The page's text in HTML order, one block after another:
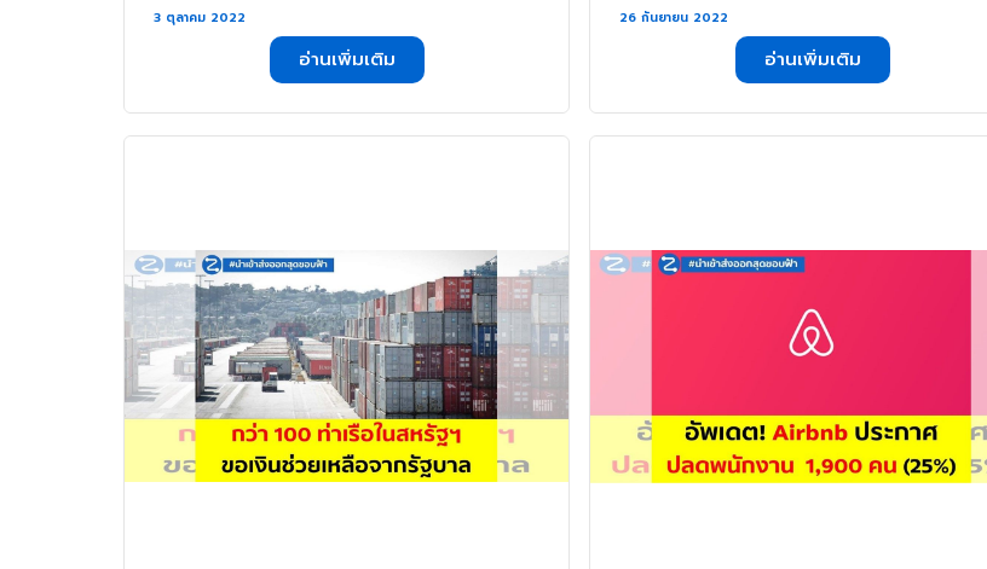
ประจำวันที่ 03 – 07 ตุลาคม 2565
กับ ZUPPORTS สัปดาห์ที่ค่าระวางยัง
3 ตุลาคม 2022
อ่านเพิ่มเติม
ประจำวันที่ 26 – 30 กันยายน 2565
กับ ZUPPORTS สัปดาห์สุดท้ายในการ
งาๆ !!! . . .
26 กันยายน 2022
อ่านเพิ่มเติม